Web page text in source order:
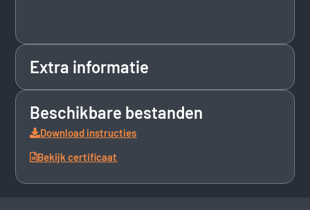
Extra informatie
Beschikbare bestanden
Download instructies
Bekijk certificaat